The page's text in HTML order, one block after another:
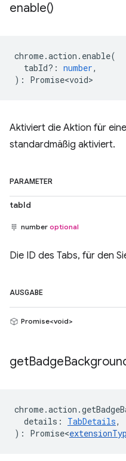
enable()
chrome.action . enable(
tabId? : number,
) : Promise<void>
Aktiviert die Aktion für
standardmäßig aktiviert.
PARAMETER
tabId
number optional
Die ID des Tabs, für den
AUSGABE
Promise<void>
getBadge
chrome.action .
details : TabDetails,
) : Promise<